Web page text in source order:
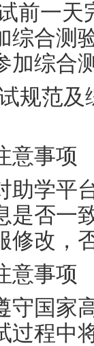
前一
综合测
加综合
规范
意事项
学平
是否一
修改，
意事项
国家
过程中